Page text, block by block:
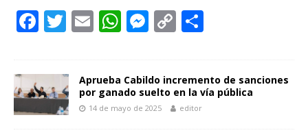
F
b
o
T
er
E
l
W
s
A
M
e
n
C
y
Li
p
Aprueba Cabildo incremento de sanciones
por ganado suelto en la vía pública
14 de mayo de 2025 editor